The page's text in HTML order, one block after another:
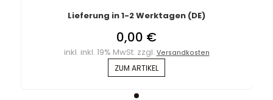
Lieferung in 1-2 Werktagen (DE)
0,00 €
inkl. inkl. 19% MwSt. zzgl. Versandkosten
ZUM ARTIKEL